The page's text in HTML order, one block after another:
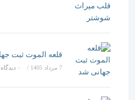
قلعه الموت ثبت جهانی شد
/ ۰ دیدگاه